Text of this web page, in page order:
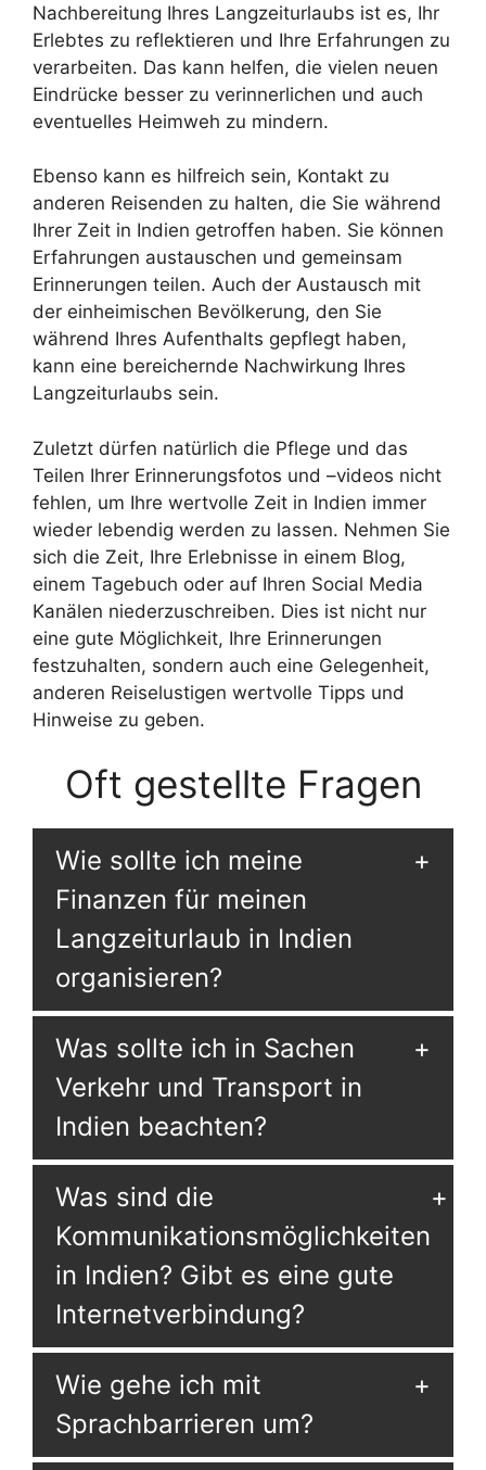
Nachbereitung Ihres Langzeiturlaubs ist es, Ihr
Erlebtes zu reflektieren und Ihre Erfahrungen zu
verarbeiten. Das kann helfen, die vielen neuen
Eindrücke besser zu verinnerlichen und auch
eventuelles Heimweh zu mindern.
Ebenso kann es hilfreich sein, Kontakt zu
anderen Reisenden zu halten, die Sie während
Ihrer Zeit in Indien getroffen haben. Sie können
Erfahrungen austauschen und gemeinsam
Erinnerungen teilen. Auch der Austausch mit
der einheimischen Bevölkerung, den Sie
während Ihres Aufenthalts gepflegt haben,
kann eine bereichernde Nachwirkung Ihres
Langzeiturlaubs sein.
Zuletzt dürfen natürlich die Pflege und das
Teilen Ihrer Erinnerungsfotos und –videos nicht
fehlen, um Ihre wertvolle Zeit in Indien immer
wieder lebendig werden zu lassen. Nehmen Sie
sich die Zeit, Ihre Erlebnisse in einem Blog,
einem Tagebuch oder auf Ihren Social Media
Kanälen niederzuschreiben. Dies ist nicht nur
eine gute Möglichkeit, Ihre Erinnerungen
festzuhalten, sondern auch eine Gelegenheit,
anderen Reiselustigen wertvolle Tipps und
Hinweise zu geben.
Oft gestellte Fragen
Wie sollte ich meine
Finanzen für meinen
Langzeiturlaub in Indien
organisieren?
Was sollte ich in Sachen
Verkehr und Transport in
Indien beachten?
Was sind die
Kommunikationsmöglichkeiten
in Indien? Gibt es eine gute
Internetverbindung?
Wie gehe ich mit
Sprachbarrieren um?